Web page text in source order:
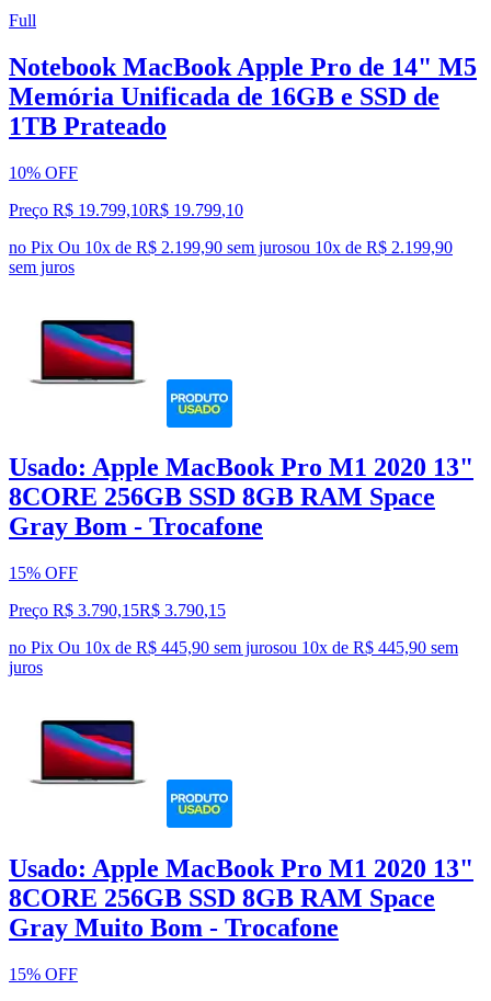
Full
Notebook MacBook Apple Pro de 14" M5
Memória Unificada de 16GB e SSD de
1TB Prateado
10% OFF
Preço R$ 19.799,10R$ 19.799,10
no Pix Ou 10x de R$ 2.199,90 sem jurosou 10x de R$ 2.199,90
sem juros
Usado: Apple MacBook Pro M1 2020 13"
8CORE 256GB SSD 8GB RAM Space
Gray Bom - Trocafone
15% OFF
Preço R$ 3.790,15R$ 3.790,15
no Pix Ou 10x de R$ 445,90 sem jurosou 10x de R$ 445,90 sem
juros
Usado: Apple MacBook Pro M1 2020 13"
8CORE 256GB SSD 8GB RAM Space
Gray Muito Bom - Trocafone
15% OFF